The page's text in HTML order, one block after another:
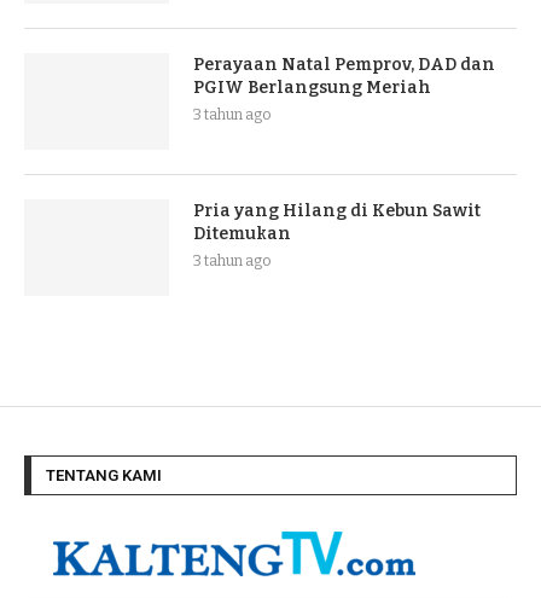
Perayaan Natal Pemprov, DAD dan
PGIW Berlangsung Meriah
3 tahun ago
Pria yang Hilang di Kebun Sawit
Ditemukan
3 tahun ago
TENTANG KAMI